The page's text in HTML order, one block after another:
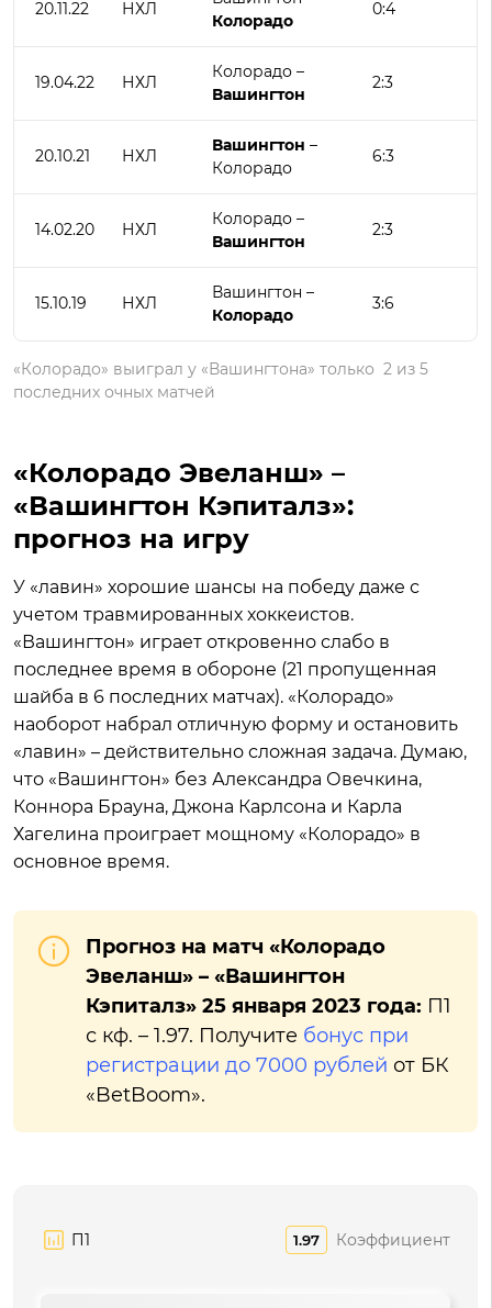
20.11.22 НХЛ
Колорадо
0:4
19.04.22 НХЛ
Колорадо –
Вашингтон
2:3
20.10.21 НХЛ
Вашингтон –
Колорадо
6:3
14.02.20 НХЛ
Колорадо –
Вашингтон
2:3
15.10.19 НХЛ
Вашингтон –
Колорадо
3:6
«Колорадо» выиграл у «Вашингтона» только 2 из 5
последних очных матчей
«Колорадо Эвеланш» –
«Вашингтон Кэпиталз»:
прогноз на игру
У «лавин» хорошие шансы на победу даже с
учетом травмированных хоккеистов.
«Вашингтон» играет откровенно слабо в
последнее время в обороне (21 пропущенная
шайба в 6 последних матчах). «Колорадо»
наоборот набрал отличную форму и остановить
«лавин» – действительно сложная задача. Думаю,
что «Вашингтон» без Александра Овечкина,
Коннора Брауна, Джона Карлсона и Карла
Хагелина проиграет мощному «Колорадо» в
основное время.
Прогноз на матч «Колорадо
Эвеланш» – «Вашингтон
Кэпиталз» 25 января 2023 года: П1
с кф. – 1.97. Получите бонус при
регистрации до 7000 рублей от БК
«BetBoom».
П1 1.97 Коэффициент